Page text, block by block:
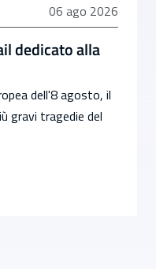
06 agosto 2026
06 ago 2026
dedicato alla
dell'8 agosto, il
gravi tragedie del